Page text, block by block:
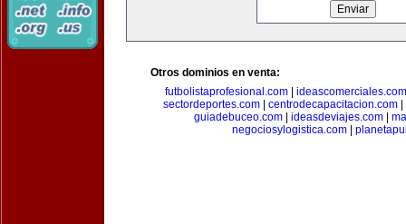
Otros dominios en venta:
futbolistaprofesional.com
ideascomerciales.com
sectordeportes.com| centrodecapacitacion.com|
guiadebuceo.com
ideasdeviajes.com
negociosylogistica.com